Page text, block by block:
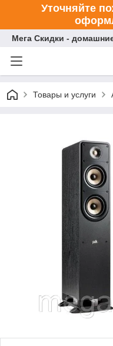
Уточняйте
Мега Скидки -
Товары и услуги